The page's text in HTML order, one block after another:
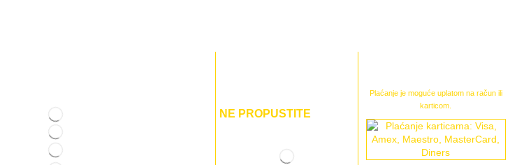
NE PROPUSTITE
Plaćanje je moguće uplatom na račun ili
karticom.